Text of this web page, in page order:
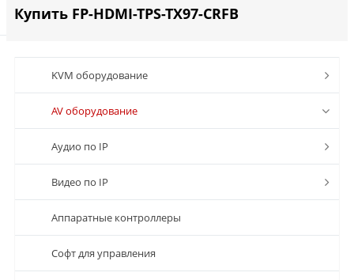
Купить FP-HDMI-TPS-TX97-CRFB
KVM оборудование
AV оборудование
Аудио по IP
Видео по IP
Аппаратные контроллеры
Софт для управления